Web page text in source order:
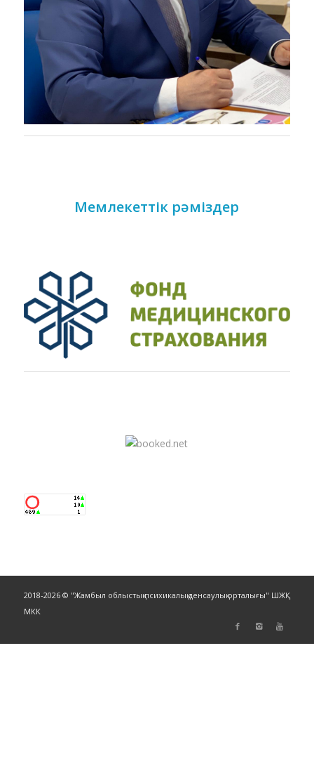
Мемлекеттік рәміздер
2018-2026 © "Жамбыл облыстық психикалық денсаулық орталығы" ШЖҚ
МКК